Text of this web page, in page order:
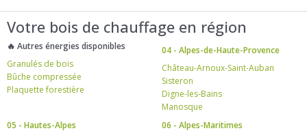
Votre bois de chauffage en région
🔥 Autres énergies disponibles
Granulés de bois
Bûche compressée
Plaquette forestière
04 - Alpes-de-Haute-Provence
Château-Arnoux-Saint-Auban
Sisteron
Digne-les-Bains
Manosque
05 - Hautes-Alpes
06 - Alpes-Maritimes